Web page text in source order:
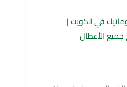
في الكويت |
الأعطالالآن!
حصرياً مع ضمان حقيقي.